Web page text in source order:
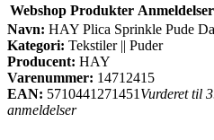
Webshop Produkter Anmeldelser
Navn: HAY Plica Sprinkle Pude
Kategori: Tekstiler || Puder
Producent: HAY
Varenummer: 14712415
EAN: 5710441271451 Vurderet til
anmeldelser